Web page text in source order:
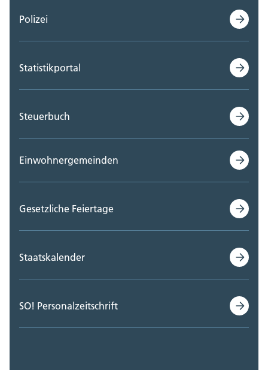
Polizei
Statistikportal
Steuerbuch
Einwohnergemeinden
Gesetzliche Feiertage
Staatskalender
SO! Personalzeitschrift